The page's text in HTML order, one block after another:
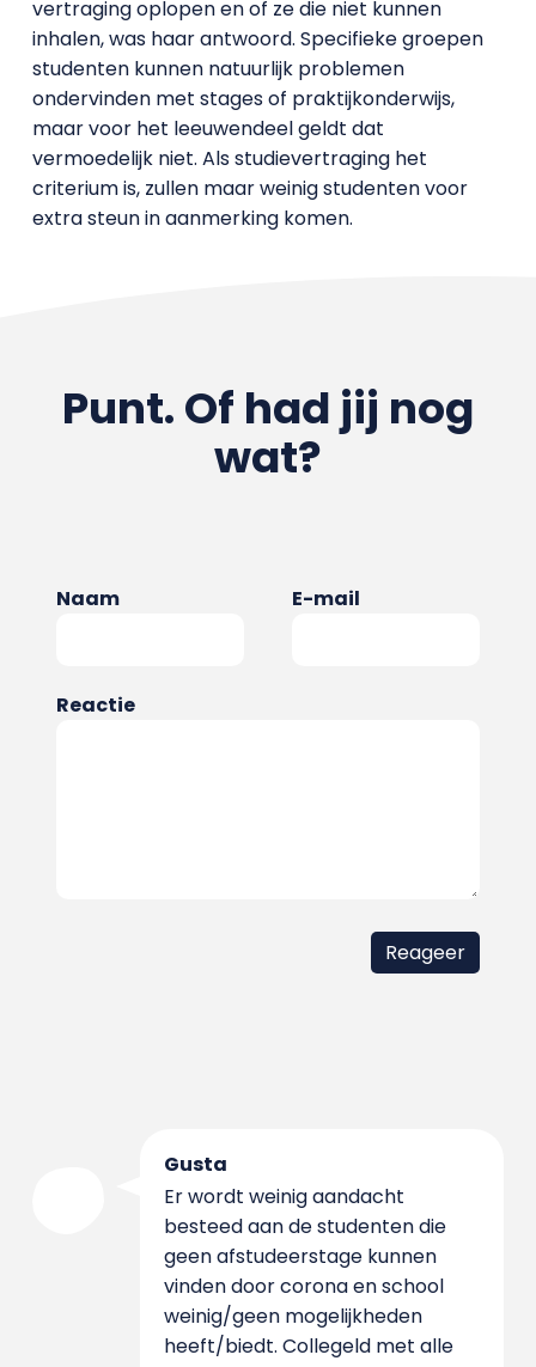
vertraging oplopen en of ze die niet kunnen
inhalen, was haar antwoord. Specifieke groepen
studenten kunnen natuurlijk problemen
ondervinden met stages of praktijkonderwijs,
maar voor het leeuwendeel geldt dat
vermoedelijk niet. Als studievertraging het
criterium is, zullen maar weinig studenten voor
extra steun in aanmerking komen.
Punt. Of had jij nog
wat?
Naam E-mail
Reactie
Gusta
Er wordt weinig aandacht
besteed aan de studenten die
geen afstudeerstage kunnen
vinden door corona en school
weinig/geen mogelijkheden
heeft/biedt. Collegeld met alle